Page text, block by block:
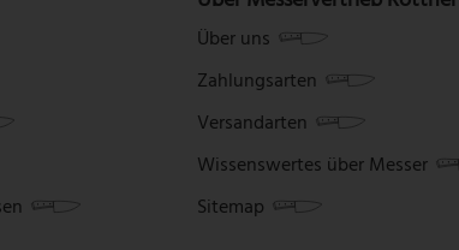
Über uns
Zahlungsarten
Versandarten
Wissenswertes über Messer
Sitemap